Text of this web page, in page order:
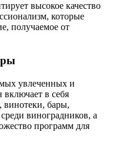
высокое качество
которые
получаемое от
увлеченных и
в себя
винотеки, бары,
виноградников, а
программ для